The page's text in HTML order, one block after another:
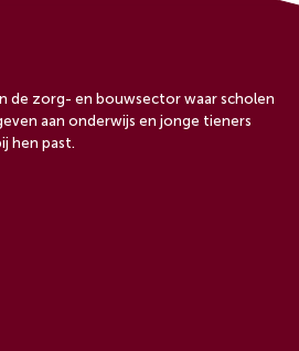
de zorg- en bouwsector waar scholen
aan onderwijs en jonge tieners
hen past.